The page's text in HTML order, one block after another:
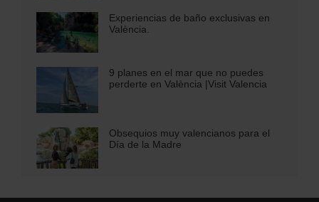
Experiencias de baño exclusivas en
València.
9 planes en el mar que no puedes
perderte en València |Visit Valencia
Obsequios muy valencianos para el
Día de la Madre